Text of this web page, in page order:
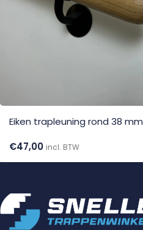
Eiken trapleuning rond 38 mm
€47,00 incl. BTW